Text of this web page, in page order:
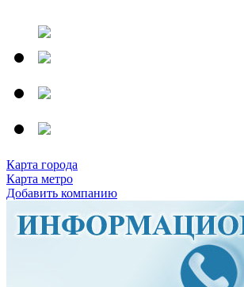
Карта города
Карта метро
Добавить компанию